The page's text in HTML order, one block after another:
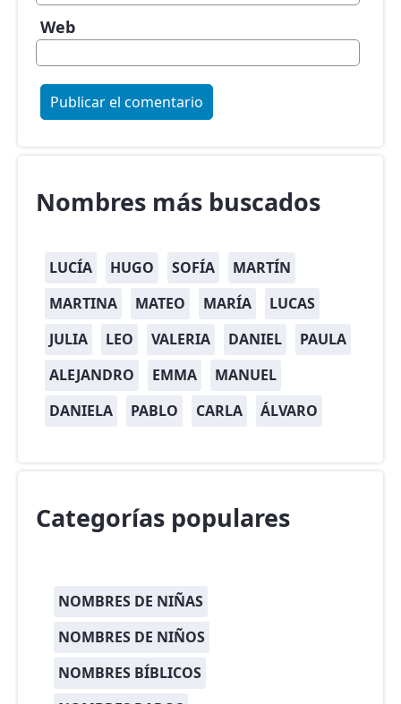
Web
Nombres más buscados
LUCÍA HUGO SOFÍA
MARTÍN
MARTINA
MATEO MARÍA
LUCAS
JULIA
LEO VALERIA DANIEL
PAULA
ALEJANDRO
EMMA
MANUEL
DANIELA
PABLO CARLA ÁLVARO
Categorías populares
NOMBRES DE NIÑAS
NOMBRES DE NIÑOS
NOMBRES BÍBLICOS